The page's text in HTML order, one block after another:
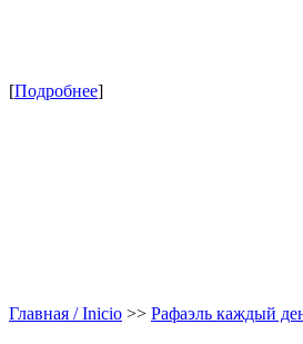
[Подробнее]
Главная / Inicio >> Рафаэль каждый